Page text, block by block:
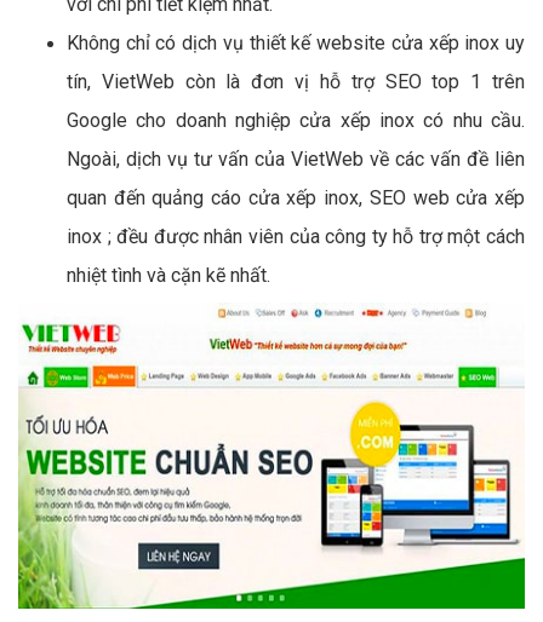
Không chỉ có dịch vụ thiết kế website cửa xếp inox uy
tín, VietWeb còn là đơn vị hỗ trợ SEO top 1 trên
Google cho doanh nghiệp cửa xếp inox có nhu cầu.
Ngoài, dịch vụ tư vấn của VietWeb về các vấn đề liên
quan đến quảng cáo cửa xếp inox, SEO web cửa xếp
inox ; đều được nhân viên của công ty hỗ trợ một cách
nhiệt tình và cặn kẽ nhất.